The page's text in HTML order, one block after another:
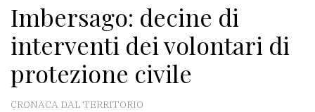
Associazioni
Meteo
CONTATTI
Imbersago: decine di
interventi dei volontari di
protezione civile
CRONACA DAL TERRITORIO